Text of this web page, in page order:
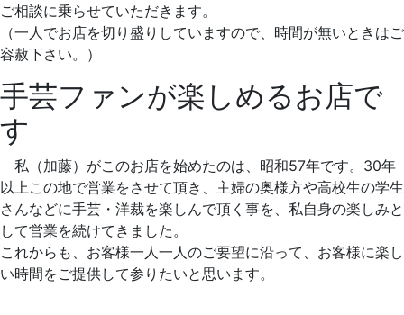
ご相談に乗らせていただきます。
（一人でお店を切り盛りしていますので、時間が無いときはご
容赦下さい。）
手芸ファンが楽しめるお店で
す
私（加藤）がこのお店を始めたのは、昭和57年です。30年
以上この地で営業をさせて頂き、主婦の奥様方や高校生の学生
さんなどに手芸・洋裁を楽しんで頂く事を、私自身の楽しみと
して営業を続けてきました。
これからも、お客様一人一人のご要望に沿って、お客様に楽し
い時間をご提供して参りたいと思います。